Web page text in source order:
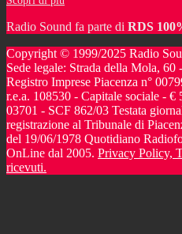
Radio Sound fa parte di RDS
Copyright © 1999/2025 Radio
Sede legale: Strada della Mola,
Registro Imprese Piacenza n°
r.e.a. 108530 - Capitale sociale -
03701 - SCF 862/03 Testata
registrazione al Tribunale di
del 19/06/1978 Quotidiano
OnLine dal 2005. Privacy Policy,
ricevuti.